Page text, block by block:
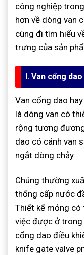
công nghiệp
hơn về dòng van
cùng đi tìm hiểu
trưng của sản
I. Van cổng
Van cổng dao
là dòng van có
rộng tương
dao có cánh van
ngắt dòng chảy.
Chúng thường
thống cấp nước
Thiết kế mỏng có
việc được ở
cổng dao điều
knife gate valve